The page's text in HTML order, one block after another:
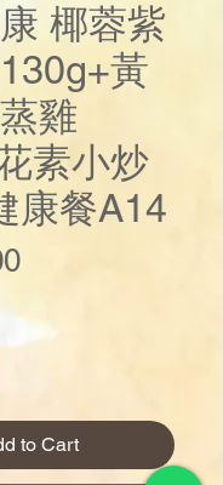
椰蓉紫
黃
雞
素小炒
康餐A14
Price
to Cart